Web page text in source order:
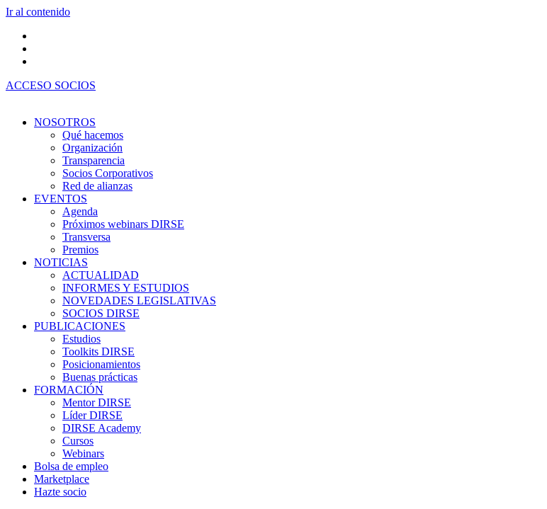
Ir al contenido
ACCESO SOCIOS
NOSOTROS
Qué hacemos
Organización
Transparencia
Socios Corporativos
Red de alianzas
EVENTOS
Agenda
Próximos webinars DIRSE
Transversa
Premios
NOTICIAS
ACTUALIDAD
INFORMES Y ESTUDIOS
NOVEDADES LEGISLATIVAS
SOCIOS DIRSE
PUBLICACIONES
Estudios
Toolkits DIRSE
Posicionamientos
Buenas prácticas
FORMACIÓN
Mentor DIRSE
Líder DIRSE
DIRSE Academy
Cursos
Webinars
Bolsa de empleo
Marketplace
Hazte socio